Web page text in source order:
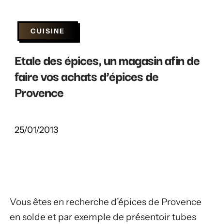
CUISINE
Etale des épices, un magasin afin de
faire vos achats d’épices de
Provence
25/01/2013
Vous êtes en recherche d’épices de Provence
en solde et par exemple de présentoir tubes